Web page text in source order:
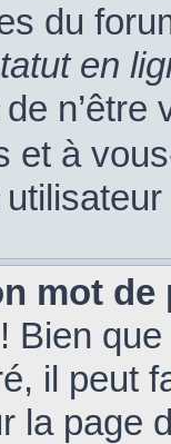
du
en
n’être
et à
mot de
Bien
il peut
la page